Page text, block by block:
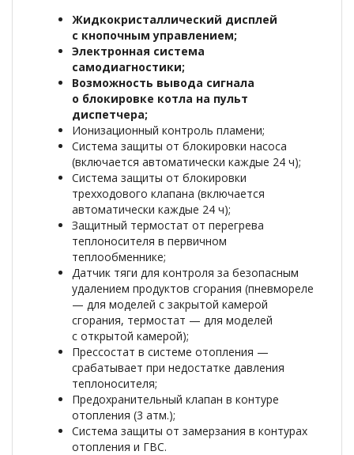
Жидкокристаллический дисплей
с кнопочным управлением;
Электронная система
самодиагностики;
Возможность вывода сигнала
о блокировке котла на пульт
диспетчера;
Ионизационный контроль пламени;
Система защиты от блокировки насоса
(включается автоматически каждые 24 ч);
Система защиты от блокировки
трехходового клапана (включается
автоматически каждые 24 ч);
Защитный термостат от перегрева
теплоносителя в первичном
теплообменнике;
Датчик тяги для контроля за безопасным
удалением продуктов сгорания (пневмореле
— для моделей с закрытой камерой
сгорания, термостат — для моделей
с открытой камерой);
Прессостат в системе отопления —
срабатывает при недостатке давления
теплоносителя;
Предохранительный клапан в контуре
отопления (3 атм.);
Система защиты от замерзания в контурах
отопления и ГВС.